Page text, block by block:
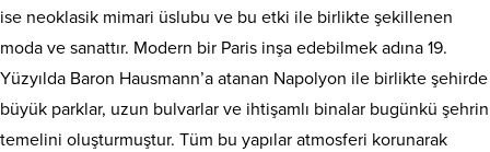
ise neoklasik mimari üslubu ve bu etki ile birlikte şekillenen
moda ve sanattır. Modern bir Paris inşa edebilmek adına 19.
Yüzyılda Baron Hausmann’a atanan Napolyon ile birlikte şehirde
büyük parklar, uzun bulvarlar ve ihtişamlı binalar bugünkü şehrin
temelini oluşturmuştur. Tüm bu yapılar atmosferi korunarak